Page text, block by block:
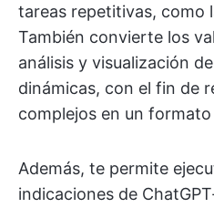
tareas repetitivas, como
También convierte los
análisis y visualización
dinámicas, con el fin de
complejos en un
Además, te permite
indicaciones de